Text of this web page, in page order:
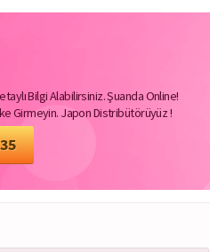
Bilgi Alabilirsiniz. Şuanda Online!
Girmeyin. Japon Distribütörüyüz !